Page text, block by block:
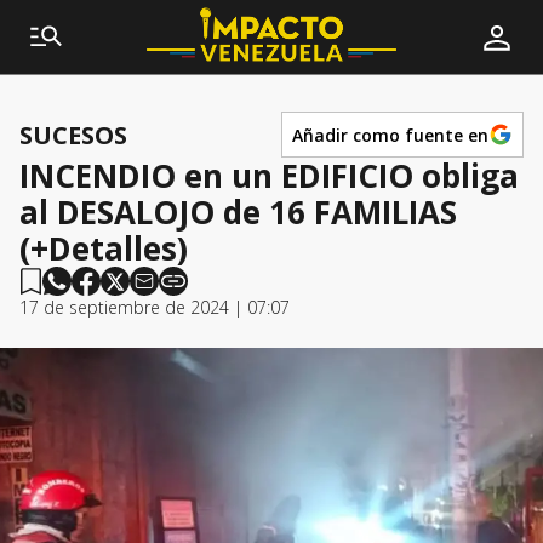
SUCESOS Añadir como fuente en
INCENDIO en un EDIFICIO obliga
al DESALOJO de 16 FAMILIAS
(+Detalles)
17 de septiembre de 2024 | 07:07